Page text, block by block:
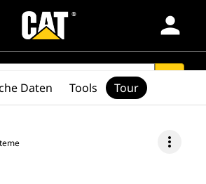
person
more_vert
Daten Tools Tour